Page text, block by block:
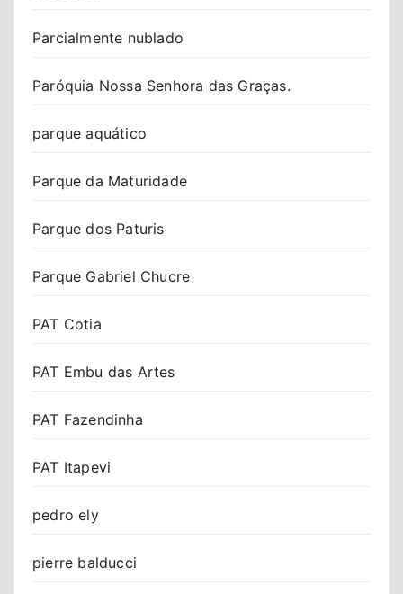
Parcialmente nublado
Paróquia Nossa Senhora das Graças.
parque aquático
Parque da Maturidade
Parque dos Paturis
Parque Gabriel Chucre
PAT Cotia
PAT Embu das Artes
PAT Fazendinha
PAT Itapevi
pedro ely
pierre balducci